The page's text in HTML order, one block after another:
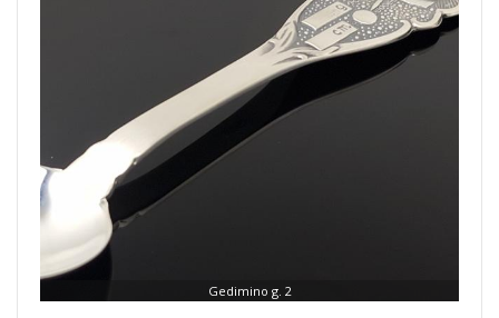
Gedimino g. 2